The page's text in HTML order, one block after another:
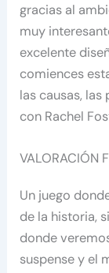
gracias al
muy
excelente
comiences
las causas,
con Rachel
VALORACIÓN
Un juego
de la historia,
donde
suspense y el